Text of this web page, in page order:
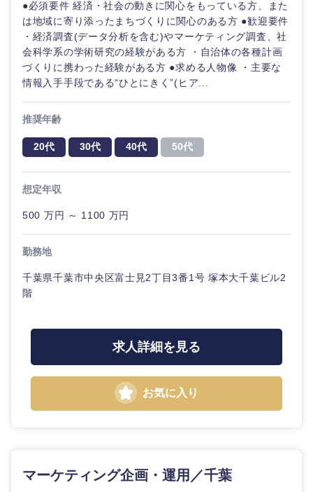
●必須要件 経済・社会の動きに関心をもっている方、また
は地域に寄り添ったまちづくりに関心のある方 ●歓迎要件
・経済調査(データ分析を含む)やマーケティング調査、社
会科学系の学術研究の経験がある方 ・自治体の各種計画
づくりに携わった経験がある方 ●求める人物像 ・主要な
情報入手手段である“ひとにきく”(ヒア...
推奨年齢
20代 30代 40代 50代
想定年収
500 万円 ～ 1100 万円
勤務地
千葉県千葉市中央区富士見2丁目3番1号 塚本大千葉ビル2
階
求人詳細を見る
お気に入り
マーケティング企画・運用／千葉